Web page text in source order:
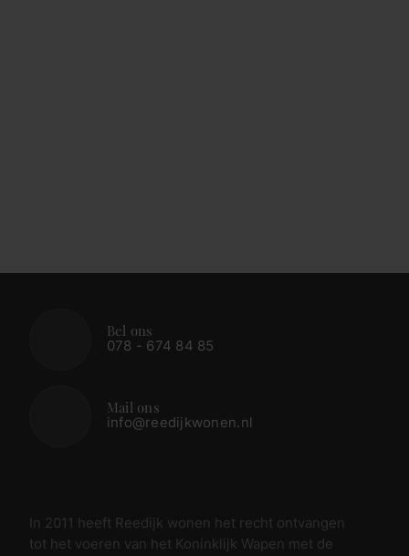
Bel ons
078 - 674 84 85
Mail ons
info@reedijkwonen.nl
In 2011 heeft Reedijk wonen het recht ontvangen
tot het voeren van het Koninklijk Wapen met de